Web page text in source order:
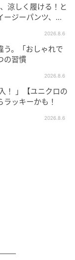
トギャザース
涼しく履ける！と
ジーパンツ、買
2026.8.6
う。「おしゃれで
の習慣
2026.8.6
！ 」【ユニクロの
ッキーかも！
2026.8.6